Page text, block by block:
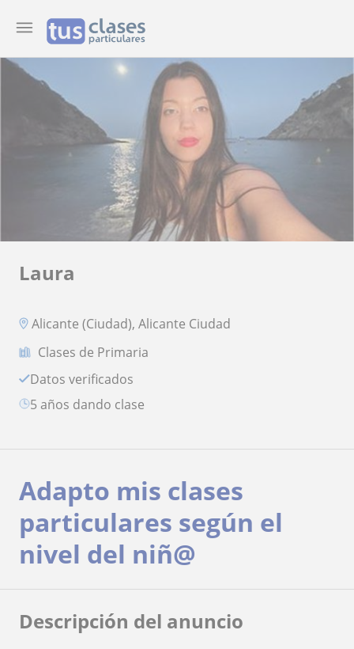
Laura
Alicante (Ciudad), Alicante Ciudad
Clases de Primaria
Datos verificados
5 años dando clase
Adapto mis clases
particulares según el
nivel del niñ@
Descripción del anuncio